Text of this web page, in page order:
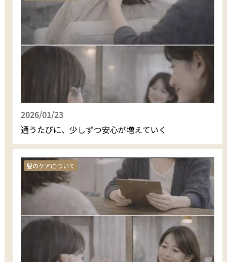
2026/01/23
通うたびに、少しずつ安心が増えていく
髪のケアについて